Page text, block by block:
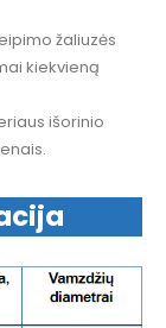
žaliuzės
kiekvieną
išorinio